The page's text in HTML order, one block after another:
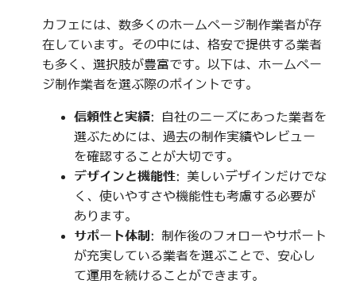
カフェには、数多くのホームページ制作業者が存
在しています。その中には、格安で提供する業者
も多く、選択肢が豊富です。以下は、ホームペー
ジ制作業者を選ぶ際のポイントです。
信頼性と実績: 自社のニーズにあった業者を
選ぶためには、過去の制作実績やレビュー
を確認することが大切です。
デザインと機能性: 美しいデザインだけでな
く、使いやすさや機能性も考慮する必要が
あります。
サポート体制 : 制作後のフォローやサポート
が充実している業者を選ぶことで、安心し
て運用を続けることができます。